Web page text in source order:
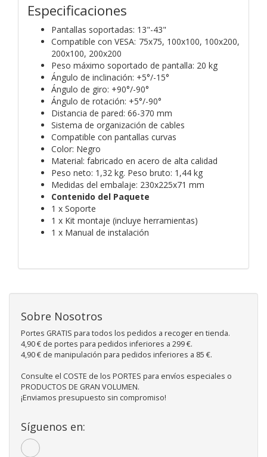
Especificaciones
Pantallas soportadas: 13"-43"
Compatible con VESA: 75x75, 100x100, 100x200,
200x100, 200x200
Peso máximo soportado de pantalla: 20 kg
Ángulo de inclinación: +5°/-15°
Ángulo de giro: +90°/-90°
Ángulo de rotación: +5°/-90°
Distancia de pared: 66-370 mm
Sistema de organización de cables
Compatible con pantallas curvas
Color: Negro
Material: fabricado en acero de alta calidad
Peso neto: 1,32 kg. Peso bruto: 1,44 kg
Medidas del embalaje: 230x225x71 mm
Contenido del Paquete
1 x Soporte
1 x Kit montaje (incluye herramientas)
1 x Manual de instalación
Sobre Nosotros
Portes GRATIS para todos los pedidos a recoger en tienda.
4,90 € de portes para pedidos inferiores a 299 €.
4,90 € de manipulación para pedidos inferiores a 85 €.
Consulte el COSTE de los PORTES para envíos especiales o
PRODUCTOS DE GRAN VOLUMEN.
¡Enviamos presupuesto sin compromiso!
Síguenos en: